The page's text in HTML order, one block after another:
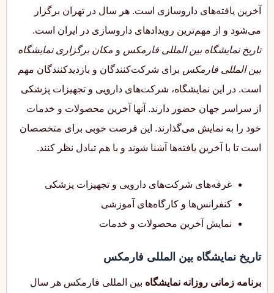
آخرین یافته‌های داروسازی است. هر سال در تهران برگزار
می‌شود و از مهم‌ترین رویدادهای داروسازی در ایران است.
تاریخ نمایشگاه بین المللی فارمکس و مکان برگزاری نمایشگاه
بین المللی فارمکس برای شرکت‌کنندگان و بازدیدکنندگان مهم
است. در این نمایشگاه، شرکت‌های دارویی و تجهیزات پزشکی
از سراسر جهان حضور دارند. آنها آخرین محصولات و خدمات
خود را به نمایش می‌گذارند. این فرصت خوبی برای متخصصان
است تا با آخرین یافته‌ها آشنا شوند و با هم تبادل نظر کنند.
غرفه‌های شرکت‌های دارویی و تجهیزات پزشکی
کنفرانس‌ها و کارگاه‌های آموزشی
نمایش آخرین محصولات و خدمات
تاریخ نمایشگاه بین المللی فارمکس
برنامه زمانی روزانه نمایشگاه بین المللی فارمکس هر سال